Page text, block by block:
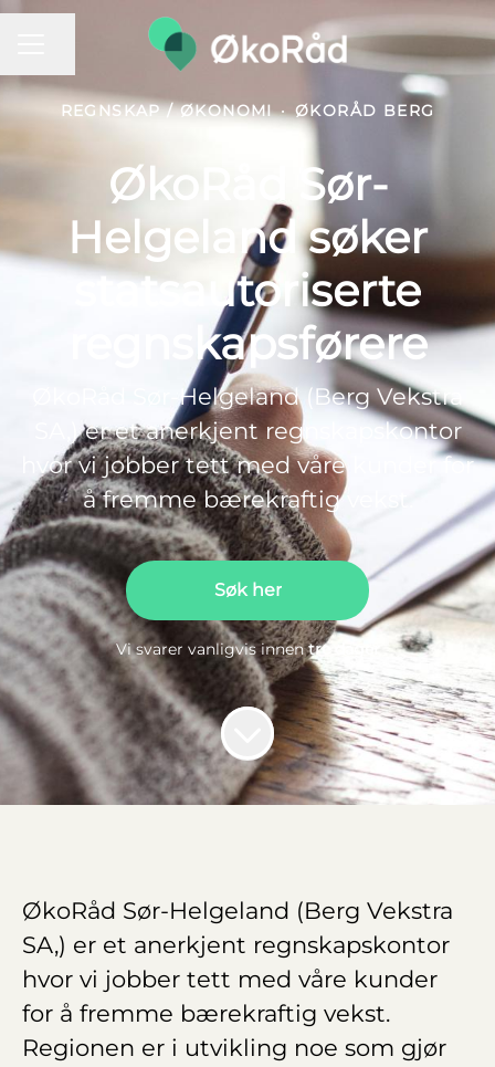
REGNSKAP / ØKONOMI · ØKORÅD BERG
ØkoRåd Sør-
Helgeland søker
statsautoriserte
regnskapsførere
ØkoRåd Sør-Helgeland (Berg Vekstra
SA,) er et anerkjent regnskapskontor
hvor vi jobber tett med våre kunder for
å fremme bærekraftig vekst.
Søk her
Vi svarer vanligvis innentre dager
ØkoRåd Sør-Helgeland (Berg Vekstra
SA,) er et anerkjent regnskapskontor
hvor vi jobber tett med våre kunder
for å fremme bærekraftig vekst.
Regionen er i utvikling noe som gjør